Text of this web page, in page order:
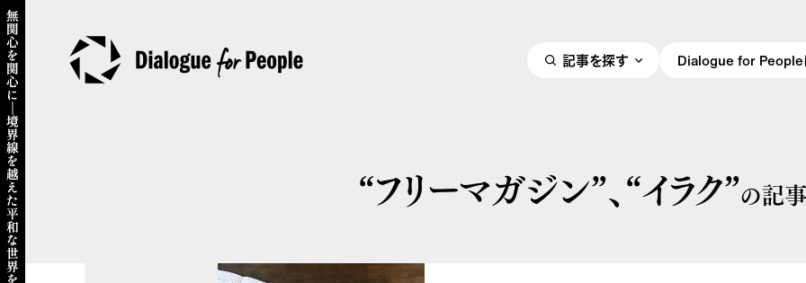
記事を探す Dialogue for People
“フリーマガジン”、“イラク”の記